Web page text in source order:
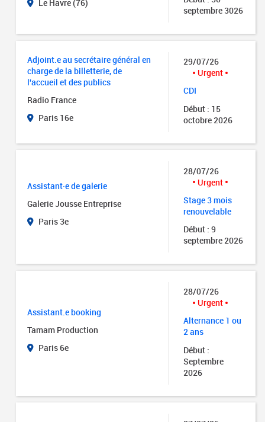
Le Havre (76)
septembre 3026
Adjoint.e au secrétaire général en
charge de la billetterie, de
l'accueil et des publics
Radio France
Paris 16e
29/07/26
Urgent
CDI
Début : 15
octobre 2026
Assistant·e de galerie
Galerie Jousse Entreprise
Paris 3e
28/07/26
Urgent
Stage 3 mois
renouvelable
Début : 9
septembre 2026
Assistant.e booking
Tamam Production
Paris 6e
28/07/26
Urgent
Alternance 1 ou
2 ans
Début :
Septembre
2026